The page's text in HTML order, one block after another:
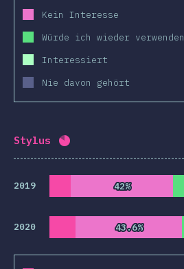
Kein Interesse
Würde ich wieder verwenden
Interessiert
Nie davon gehört
Stylus Fortschritt:
2019 42%
42%
2020 43.6%
43.6%